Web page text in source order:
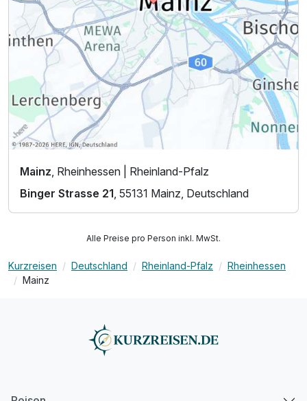
Mainz, Rheinhessen | Rheinland-Pfalz
Binger Strasse 21, 55131 Mainz, Deutschland
Alle Preise pro Person inkl. MwSt.
Kurzreisen Deutschland Rheinland-Pfalz
Rheinhessen
Mainz